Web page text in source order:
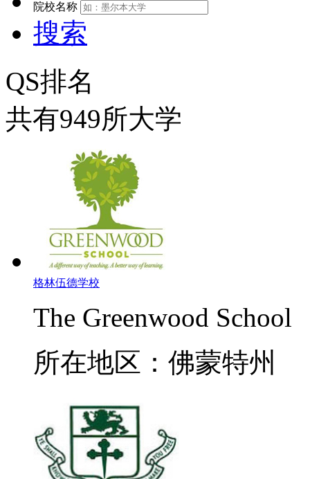
院校名称
搜索
QS排名
共有949所大学
格林伍德学校
The Greenwood School
所在地区：佛蒙特州